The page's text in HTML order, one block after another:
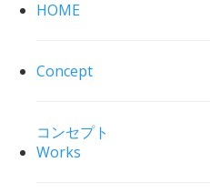
HOME
Concept
コンセプト
Works